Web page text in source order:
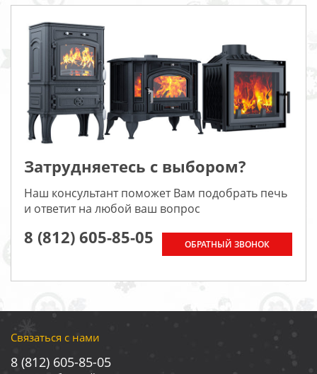
Затрудняетесь с выбором?
Наш консультант поможет Вам подобрать печь
и ответит на любой ваш вопрос
8 (812) 605-85-05 ОБРАТНЫЙ ЗВОНОК
Связаться с нами
8 (812) 605-85-05